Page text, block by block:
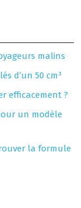
malins
d’un 50 cm³
efficacement ?
un modèle
la formule